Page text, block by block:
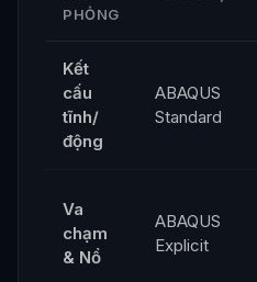
PHỎNG
Kết
cấu
tĩnh/
động
ABAQUS
Standard
Va
chạm
& Nổ
ABAQUS
Explicit